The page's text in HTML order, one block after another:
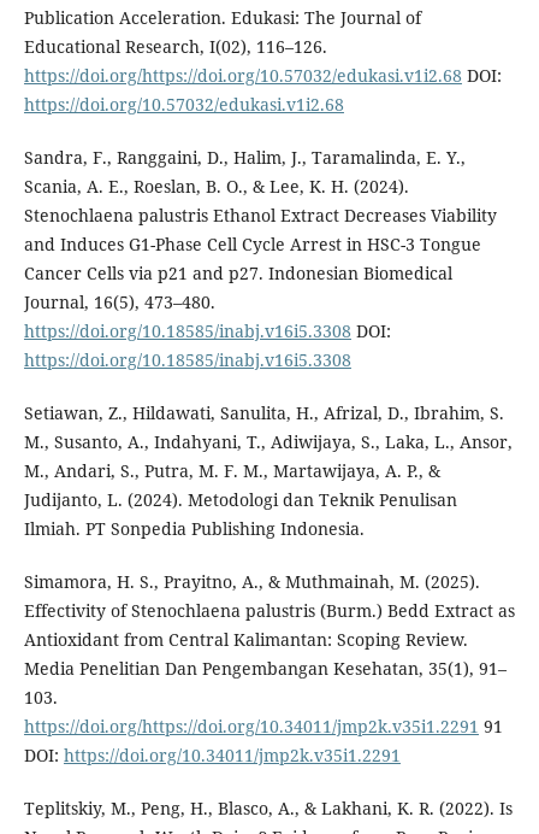
Publication Acceleration. Edukasi: The Journal of
Educational Research, I(02), 116–126.
https://doi.org/https://doi.org/10.57032/edukasi.v1i2.68 DOI:
https://doi.org/10.57032/edukasi.v1i2.68
Sandra, F., Ranggaini, D., Halim, J., Taramalinda, E. Y.,
Scania, A. E., Roeslan, B. O., & Lee, K. H. (2024).
Stenochlaena palustris Ethanol Extract Decreases Viability
and Induces G1-Phase Cell Cycle Arrest in HSC-3 Tongue
Cancer Cells via p21 and p27. Indonesian Biomedical
Journal, 16(5), 473–480.
https://doi.org/10.18585/inabj.v16i5.3308 DOI:
https://doi.org/10.18585/inabj.v16i5.3308
Setiawan, Z., Hildawati, Sanulita, H., Afrizal, D., Ibrahim, S.
M., Susanto, A., Indahyani, T., Adiwijaya, S., Laka, L., Ansor,
M., Andari, S., Putra, M. F. M., Martawijaya, A. P., &
Judijanto, L. (2024). Metodologi dan Teknik Penulisan
Ilmiah. PT Sonpedia Publishing Indonesia.
Simamora, H. S., Prayitno, A., & Muthmainah, M. (2025).
Effectivity of Stenochlaena palustris (Burm.) Bedd Extract as
Antioxidant from Central Kalimantan: Scoping Review.
Media Penelitian Dan Pengembangan Kesehatan, 35(1), 91–
103.
https://doi.org/https://doi.org/10.34011/jmp2k.v35i1.2291 91
DOI: https://doi.org/10.34011/jmp2k.v35i1.2291
Teplitskiy, M., Peng, H., Blasco, A., & Lakhani, K. R. (2022). Is